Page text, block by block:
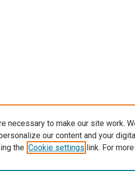
necessary to make our site work.
our content and your
the Cookie settings link. For